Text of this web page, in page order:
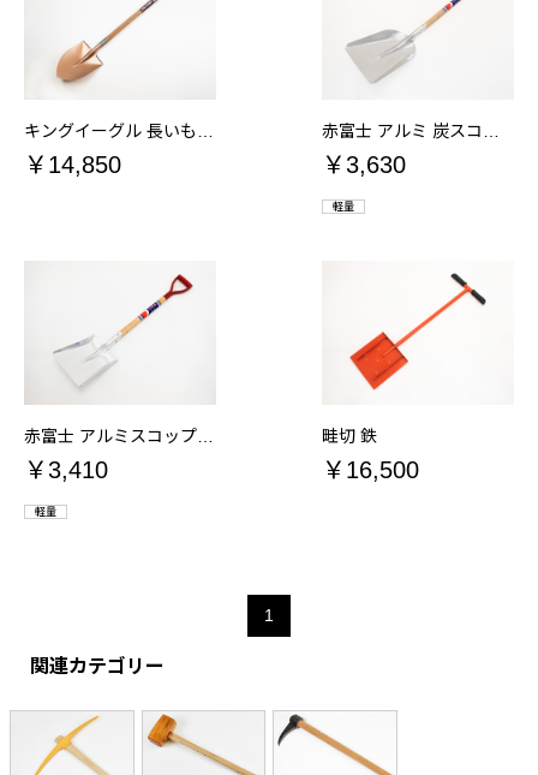
￥14,850 ￥3,630
軽量
￥3,410
軽量
畦切 鉄
￥16,500
1
関連カテゴリー